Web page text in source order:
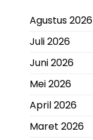
Agustus 2026
Juli 2026
Juni 2026
Mei 2026
April 2026
Maret 2026